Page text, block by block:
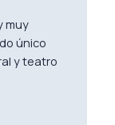
muy
único
y teatro